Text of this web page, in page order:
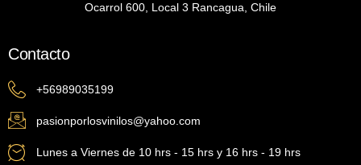
Ocarrol 600, Local 3 Rancagua, Chile
Contacto
+56989035199
pasionporlosvinilos@yahoo.com
Lunes a Viernes de 10 hrs - 15 hrs y 16 hrs - 19 hrs